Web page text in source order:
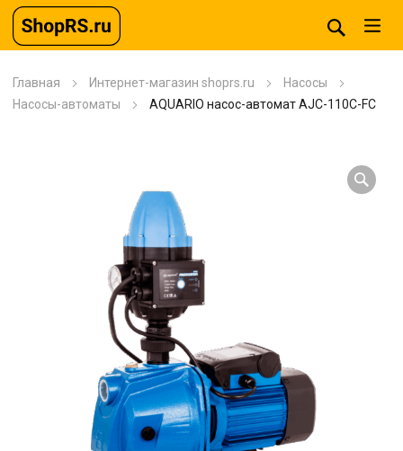
Главная Интернет-магазин shoprs.ru
Насосы
Насосы-автоматы
AQUARIO насос-автомат AJC-110C-FC